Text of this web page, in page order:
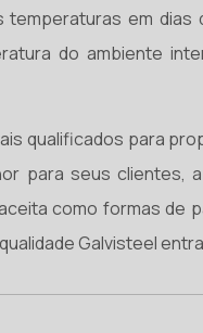
em
do ambiente
qualificados para
para seus clientes,
como formas de
Galvisteel